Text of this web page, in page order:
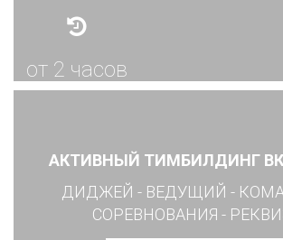
от 2 часов
АКТИВНЫЙ ТИМБИЛДИНГ
ДИДЖЕЙ - ВЕДУЩИЙ -
СОРЕВНОВАНИЯ -